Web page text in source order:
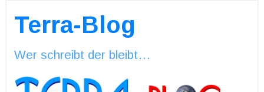
Terra-Blog
Wer schreibt der bleibt…